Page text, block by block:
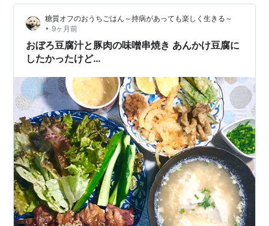
方です。 --- ■材料（1人前）・鶏むね肉（国産）…約
181g・白米…適量・卵黄…1個 ■味噌漬けダレ・味噌…大
さじ1.5・…
糖質オフのおうちごはん～持病があっても楽しく生きる～
• 9ヶ月前
おぼろ豆腐汁と豚肉の味噌串焼き あんかけ豆腐に
したかったけど…